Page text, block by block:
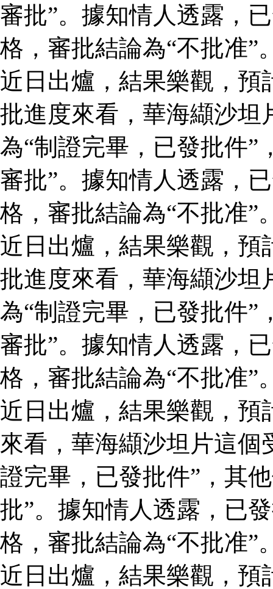
審批”。據知情人透露，
格，審批結論為“不批准”
近日出爐，結果樂觀，
批進度來看，華海纈沙坦
為“制證完畢，已發批件”
審批”。據知情人透露，
格，審批結論為“不批准”
近日出爐，結果樂觀，
批進度來看，華海纈沙坦
為“制證完畢，已發批件”
審批”。據知情人透露，
格，審批結論為“不批准”
近日出爐，結果樂觀，預
來看，華海纈沙坦片這個
證完畢，已發批件”，其
批”。據知情人透露，已
格，審批結論為“不批准”
近日出爐，結果樂觀，預